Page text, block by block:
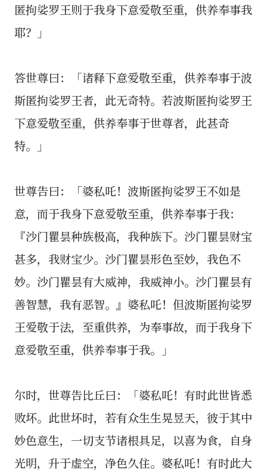
匿拘娑罗王则于我身下意爱敬至重，供养奉事我
耶？」
答世尊曰：「诸释下意爱敬至重，供养奉事于波
斯匿拘娑罗王者，此无奇特。若波斯匿拘娑罗王
下意爱敬至重，供养奉事于世尊者，此甚奇
特。」
世尊告曰：「婆私吒！波斯匿拘娑罗王不如是
意，而于我身下意爱敬至重，供养奉事于我：
『沙门瞿昙种族极高，我种族下。沙门瞿昙财宝
甚多，我财宝少。沙门瞿昙形色至妙，我色不
妙。沙门瞿昙有大威神，我威神小。沙门瞿昙有
善智慧，我有恶智。』婆私吒！但波斯匿拘娑罗
王爱敬于法，至重供养，为奉事故，而于我身下
意爱敬至重，供养奉事于我。」
尔时，世尊告比丘曰：「婆私吒！有时此世皆悉
败坏。此世坏时，若有众生生晃昱天，彼于其中
妙色意生，一切支节诸根具足，以喜为食，自身
光明，升于虚空，净色久住。婆私吒！有时此大